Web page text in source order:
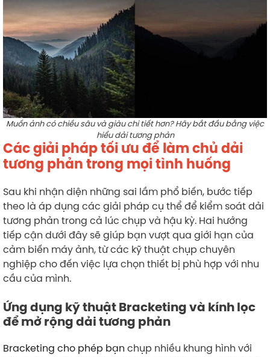
Muốn ảnh có chiều sâu và giàu chi tiết hơn? Hãy bắt đầu bằng việc
hiểu dải tương phản
Các giải pháp tối ưu để làm chủ dải
tương phản trong mọi tình huống
Sau khi nhận diện những sai lầm phổ biến, bước tiếp
theo là áp dụng các giải pháp cụ thể để kiểm soát dải
tương phản trong cả lúc chụp và hậu kỳ. Hai hướng
tiếp cận dưới đây sẽ giúp bạn vượt qua giới hạn của
cảm biến máy ảnh, từ các kỹ thuật chụp chuyên
nghiệp cho đến việc lựa chọn thiết bị phù hợp với nhu
cầu của mình.
Ứng dụng kỹ thuật Bracketing và kính lọc
để mở rộng dải tương phản
Bracketing cho phép bạn chụp nhiều khung hình với